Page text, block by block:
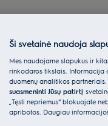
Ši svetainė naudoja
Mes naudojame slapukus ir
rinkodaros tikslais. Informacija
duomenų analitikos
suasmeninti Jūsų patirtį
„Tęsti nepriėmus“ blokuojate
apribotos. Daugiau